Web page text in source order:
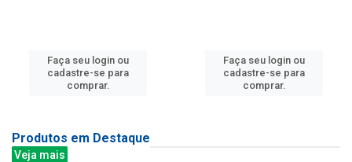
Faça seu login ou
cadastre-se para
comprar.
Faça seu login ou
cadastre-se para
comprar.
Produtos em Destaque
Veja mais